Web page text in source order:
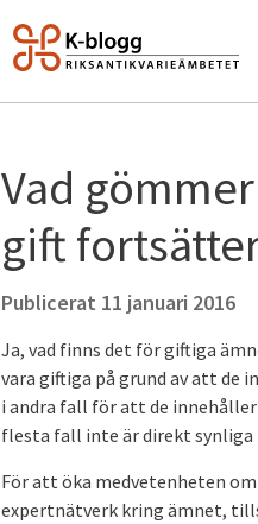
Vad
gift
Publicerat 11 januari 2016
Ja, vad finns det för giftiga
vara giftiga på grund av att de
i andra fall för att de
flesta fall inte är direkt synliga
För att öka medvetenheten
expertnätverk kring ämnet,